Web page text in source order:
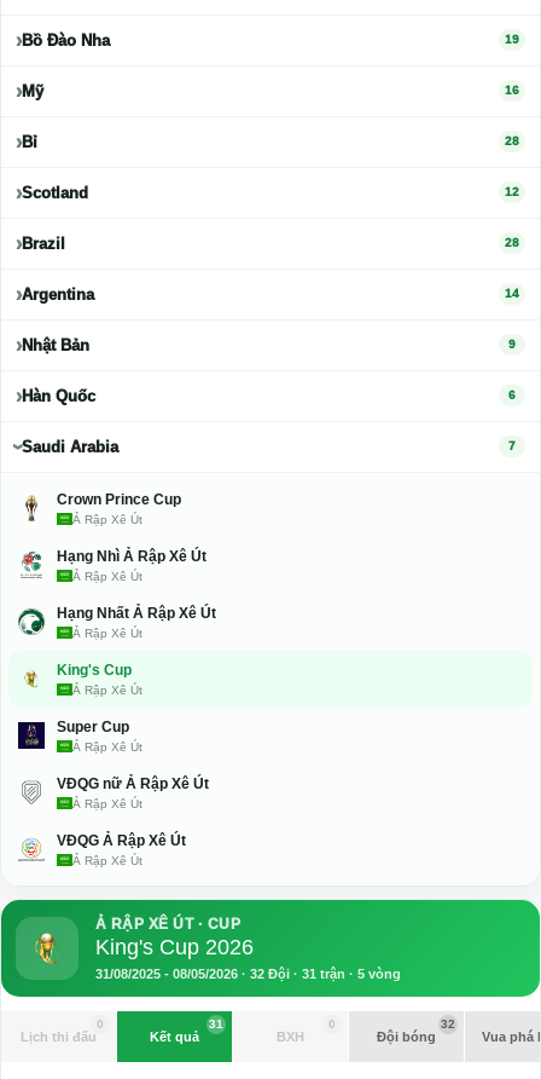
Bồ Đào Nha 19
Mỹ 16
Bỉ 28
Scotland 12
Brazil 28
Argentina 14
Nhật Bản 9
Hàn Quốc 6
Saudi Arabia 7
Crown Prince Cup
Ả Rập Xê Út
Hạng Nhì Ả Rập Xê Út
Ả Rập Xê Út
Hạng Nhất Ả Rập Xê Út
Ả Rập Xê Út
King's Cup
Ả Rập Xê Út
Super Cup
Ả Rập Xê Út
VĐQG nữ Ả Rập Xê Út
Ả Rập Xê Út
VĐQG Ả Rập Xê Út
Ả Rập Xê Út
Ả RẬP XÊ ÚT · CUP
King's Cup 2026
31/08/2025 - 08/05/2026 · 32 Đội · 31 trận · 5 vòng
Lịch thi đấu
0
Kết quả
31
BXH
0
Đội bóng
32
Vua phá